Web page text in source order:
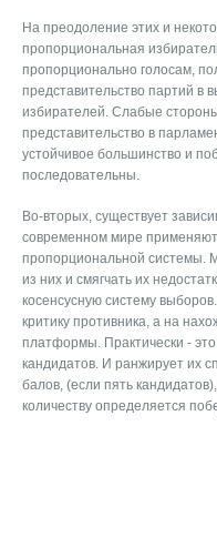
На преодоление этих и
пропорциональная
пропорционально голосам,
представительство партий в
избирателей. Слабые
представительство в
устойчивое большинство и
последовательны.
Во-вторых, существует
современном мире
пропорциональной системы.
из них и смягчать их
косенсусную систему
критику противника, а на
платформы. Практически - это
кандидатов. И ранжирует их
балов, (если пять
количеству определяется